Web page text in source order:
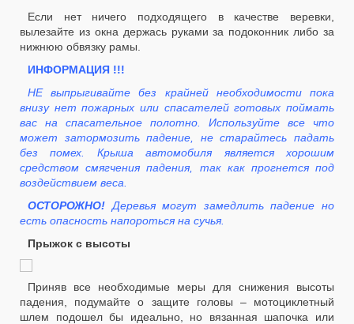
Если нет ничего подходящего в качестве веревки,
вылезайте из окна держась руками за подоконник либо за
нижнюю обвязку рамы.
ИНФОРМАЦИЯ !!!
НЕ выпрыгивайте без крайней необходимости пока
внизу нет пожарных или спасателей готовых поймать
вас на спасательное полотно. Используйте все что
может затормозить падение, не старайтесь падать
без помех. Крыша автомобиля является хорошим
средством смягчения падения, так как прогнется под
воздействием веса.
ОСТОРОЖНО! Деревья могут замедлить падение но
есть опасность напороться на сучья.
Прыжок с высоты
Приняв все необходимые меры для снижения высоты
падения, подумайте о защите головы – мотоциклетный
шлем подошел бы идеально, но вязанная шапочка или